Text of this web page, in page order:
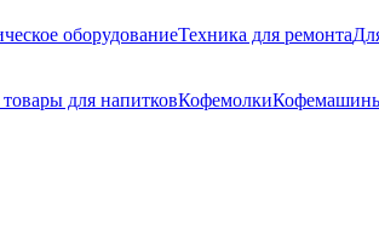
оборудованиеТехника для ремонта
для напитковКофемолки